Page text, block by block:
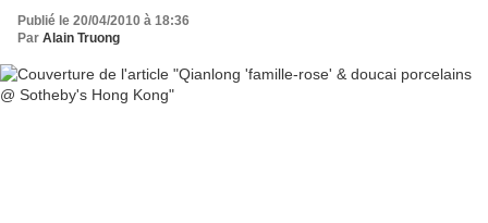
Publié le 20/04/2010 à 18:36
Par Alain Truong